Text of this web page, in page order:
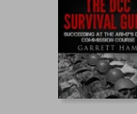
50%
dcto.